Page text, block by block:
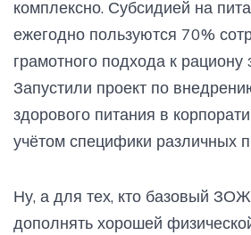
комплексно. Субсидией на
ежегодно пользуются 70%
грамотного подхода к рациону
Запустили проект по
здорового питания в
учётом специфики различных
Ну, а для тех, кто базовый
дополнять хорошей